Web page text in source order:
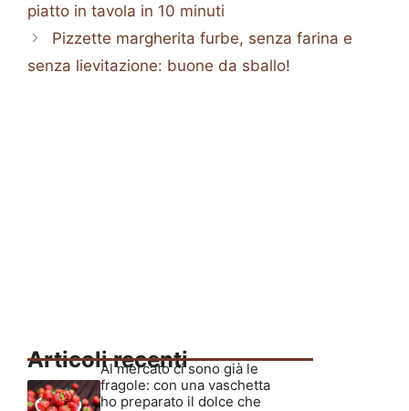
piatto in tavola in 10 minuti
Pizzette margherita furbe, senza farina e
senza lievitazione: buone da sballo!
Articoli recenti
Al mercato ci sono già le
fragole: con una vaschetta
ho preparato il dolce che